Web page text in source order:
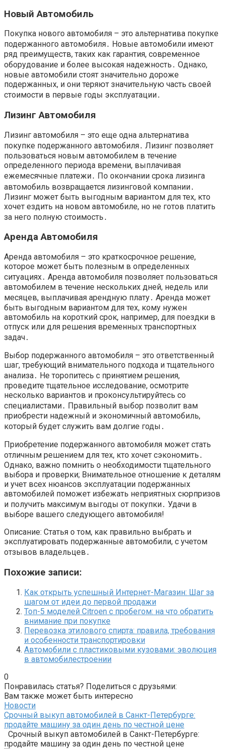
Новый Автомобиль
Покупка нового автомобиля – это альтернатива покупке
подержанного автомобиля․ Новые автомобили имеют
ряд преимуществ, таких как гарантия, современное
оборудование и более высокая надежность․ Однако,
новые автомобили стоят значительно дороже
подержанных, и они теряют значительную часть своей
стоимости в первые годы эксплуатации․
Лизинг Автомобиля
Лизинг автомобиля – это еще одна альтернатива
покупке подержанного автомобиля․ Лизинг позволяет
пользоваться новым автомобилем в течение
определенного периода времени, выплачивая
ежемесячные платежи․ По окончании срока лизинга
автомобиль возвращается лизинговой компании․
Лизинг может быть выгодным вариантом для тех, кто
хочет ездить на новом автомобиле, но не готов платить
за него полную стоимость․
Аренда Автомобиля
Аренда автомобиля – это краткосрочное решение,
которое может быть полезным в определенных
ситуациях․ Аренда автомобиля позволяет пользоваться
автомобилем в течение нескольких дней, недель или
месяцев, выплачивая арендную плату․ Аренда может
быть выгодным вариантом для тех, кому нужен
автомобиль на короткий срок, например, для поездки в
отпуск или для решения временных транспортных
задач․
Выбор подержанного автомобиля – это ответственный
шаг, требующий внимательного подхода и тщательного
анализа․ Не торопитесь с принятием решения,
проведите тщательное исследование, осмотрите
несколько вариантов и проконсультируйтесь со
специалистами․ Правильный выбор позволит вам
приобрести надежный и экономичный автомобиль,
который будет служить вам долгие годы․
Приобретение подержанного автомобиля может стать
отличным решением для тех, кто хочет сэкономить․
Однако, важно помнить о необходимости тщательного
выбора и проверки; Внимательное отношение к деталям
и учет всех нюансов эксплуатации подержанных
автомобилей поможет избежать неприятных сюрпризов
и получить максимум выгоды от покупки․ Удачи в
выборе вашего следующего автомобиля!
Описание: Статья о том, как правильно выбрать и
эксплуатировать подержанные автомобили, с учетом
отзывов владельцев․
Похожие записи:
Как открыть успешный Интернет-Магазин: Шаг за
шагом от идеи до первой продажи
Топ-5 моделей Citroen с пробегом: на что обратить
внимание при покупке
Перевозка этилового спирта: правила, требования
и особенности транспортировки
Автомобили с пластиковыми кузовами: эволюция
в автомобилестроении
0
Понравилась статья? Поделиться с друзьями:
Вам также может быть интересно
Новости
Срочный выкуп автомобилей в Санкт-Петербурге:
продайте машину за один день по честной цене
Срочный выкуп автомобилей в Санкт-Петербурге:
продайте машину за один день по честной цене